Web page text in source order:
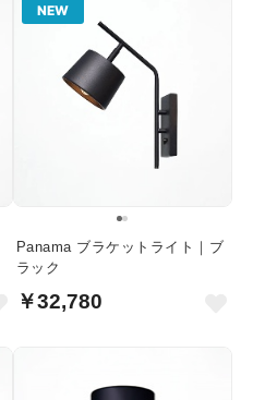
NEW
Panama ブラケットライト｜ブ
ラック
￥32,780